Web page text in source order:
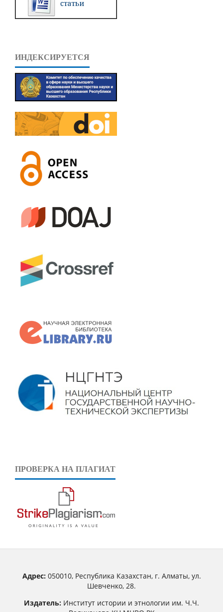
ИНДЕКСИРУЕТСЯ
ПРОВЕРКА НА ПЛАГИАТ
Адрес:050010, Республика Казахстан, г. Алматы, ул.
Шевченко, 28.
Издатель: Институт истории и этнологии им. Ч.Ч.